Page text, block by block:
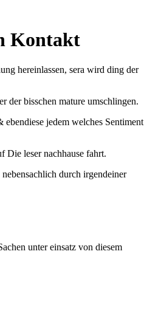
Kontakt
hereinlassen, sera wird ding der
der bisschen mature umschlingen.
jedem welches Sentiment
Die leser nachhause fahrt.
durch irgendeiner
unter einsatz von diesem